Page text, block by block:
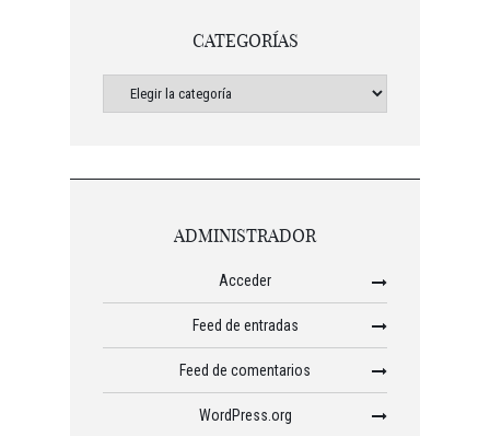
CATEGORÍAS
ADMINISTRADOR
Acceder
Feed de entradas
Feed de comentarios
WordPress.org